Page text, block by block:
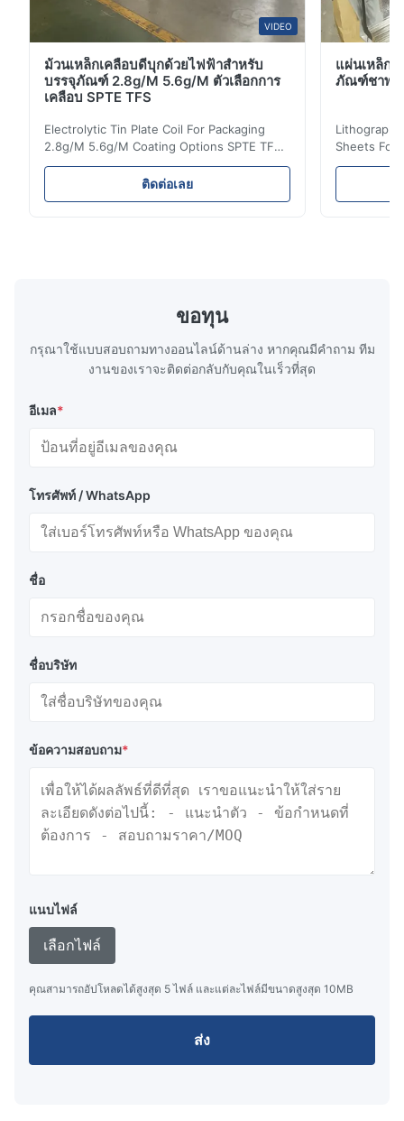
VIDEO
ม้วนเหล็กเคลือบดีบุกด้วยไฟฟ้าสำหรับ
บรรจุภัณฑ์ 2.8g/M 5.6g/M ตัวเลือกการ
เคลือบ SPTE TFS
Electrolytic Tin Plate Coil For Packaging
2.8g/M 5.6g/M Coating Options SPTE TFS
Electrolytic Tin Plate Coil for Packaging -
2.8/2.8 & 5.6/5.6g/m Coating Options SPTE
TFS Electrolytic Tin Plate (ETP) represents
ติดต่อเลย
แผ่นเหล็ก
ภัณฑ์ชาพรี
Sheets For
929mm
packaging
ขอทุน
กรุณาใช้แบบสอบถามทางออนไลน์ด้านล่าง หากคุณมีคําถาม ทีม
งานของเราจะติดต่อกลับกับคุณในเร็วที่สุด
อีเมล*
โทรศัพท์ / WhatsApp
ชื่อ
ชื่อบริษัท
ข้อความสอบถาม*
แนบไฟล์
เลือกไฟล์
คุณสามารถอัปโหลดได้สูงสุด 5 ไฟล์ และแต่ละไฟล์มีขนาดสูงสุด 10MB
ส่ง